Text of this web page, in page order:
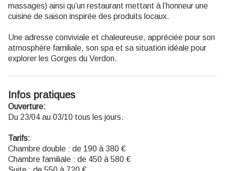
massages) ainsi qu’un restaurant mettant à l’honneur une
cuisine de saison inspirée des produits locaux.
Une adresse conviviale et chaleureuse, appréciée pour son
atmosphère familiale, son spa et sa situation idéale pour
explorer les Gorges du Verdon.
Infos pratiques
Ouverture:
Du 23/04 au 03/10 tous les jours.
Tarifs:
Chambre double : de 190 à 380 €
Chambre familiale : de 450 à 580 €